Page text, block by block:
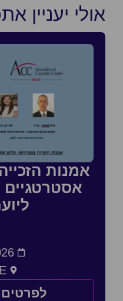
יעניין
אמנות הזכייה
אסטרטגיים
2026
לפרטים